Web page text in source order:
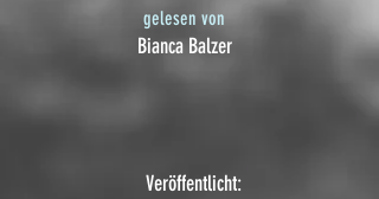
gelesen von
Bianca Balzer
Veröffentlicht: